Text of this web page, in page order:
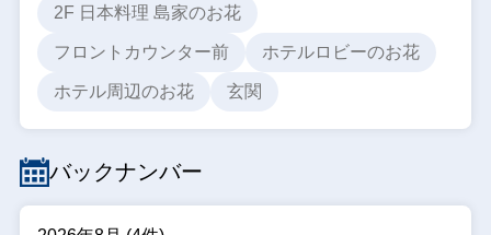
2F 日本料理 島家のお花
フロントカウンター前 ホテルロビーのお花
ホテル周辺のお花 玄関
バックナンバー